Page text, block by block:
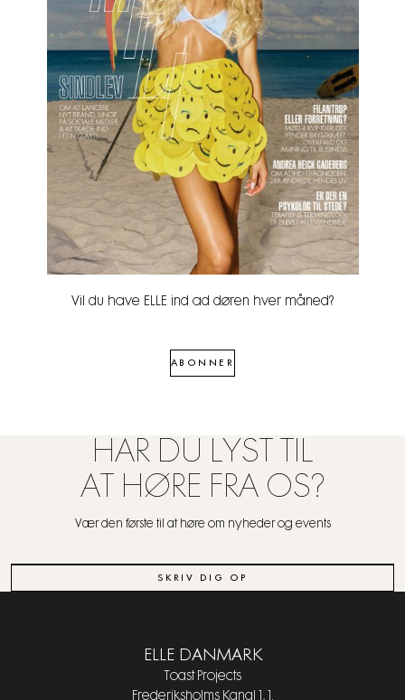
Vil du have ELLE ind ad døren hver måned?
ABONNER
HAR DU LYST TIL
AT HØRE FRA OS?
Vær den første til at høre om nyheder og events
SKRIV DIG OP
ELLE DANMARK
Toast Projects
Frederiksholms Kanal 1, 1.